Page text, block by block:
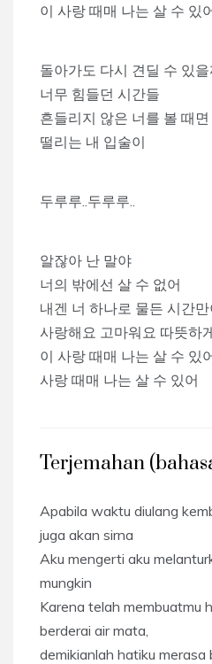
이 사랑 때매 나는 살 수 있
돌아가도 다시 견딜 수 있
너무 힘들던 시간들
흔들리지 않은 너를 볼 때면
떨리는 내 입술이
두루루..두루루..
알잖아 난 말야
너의 밖에선 살 수 없어
내겐 너 하나로 물든 시간
사랑해요 고마워요 따뜻하
이 사랑 때매 나는 살 수 있
사랑 때매 나는 살 수 있어
Terjemahan
Apabila waktu diulang
juga akan sirna
Aku mengerti aku
mungkin
Karena telah membuatmu
berderai air mata,
demikianlah hatiku merasa